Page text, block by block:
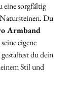
eine sorgfältig
Du
Armband
eigene
du dein
Stil und